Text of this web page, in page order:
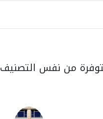
من نفس التصنيف